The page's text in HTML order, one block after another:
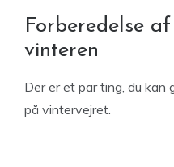
Forberedelse
vinteren
Der er et par ting, du kan
på vintervejret.